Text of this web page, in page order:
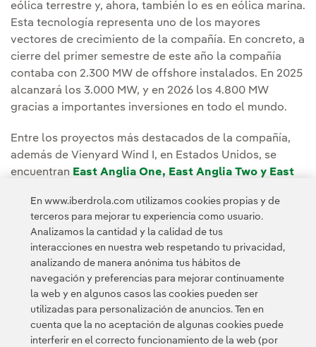
eólica terrestre y, ahora, también lo es en eólica marina.
Esta tecnología representa uno de los mayores
vectores de crecimiento de la compañía. En concreto, a
cierre del primer semestre de este año la compañía
contaba con 2.300 MW de offshore instalados. En 2025
alcanzará los 3.000 MW, y en 2026 los 4.800 MW
gracias a importantes inversiones en todo el mundo.
Entre los proyectos más destacados de la compañía,
además de Vienyard Wind I, en Estados Unidos, se
encuentran East Anglia One, East Anglia Two y East
y sus tres parques en aguas bálticas:Wikinger,Baltic
Eagle yWindanker.
Contacta Política de Privacidad Información legal
En www.iberdrola.com utilizamos cookies propias y de
terceros para mejorar tu experiencia como usuario.
Analizamos la cantidad y la calidad de tus
interacciones en nuestra web respetando tu privacidad,
analizando de manera anónima tus hábitos de
navegación y preferencias para mejorar continuamente
la web y en algunos casos las cookies pueden ser
utilizadas para personalización de anuncios. Ten en
cuenta que la no aceptación de algunas cookies puede
interferir en el correcto funcionamiento de la web (por